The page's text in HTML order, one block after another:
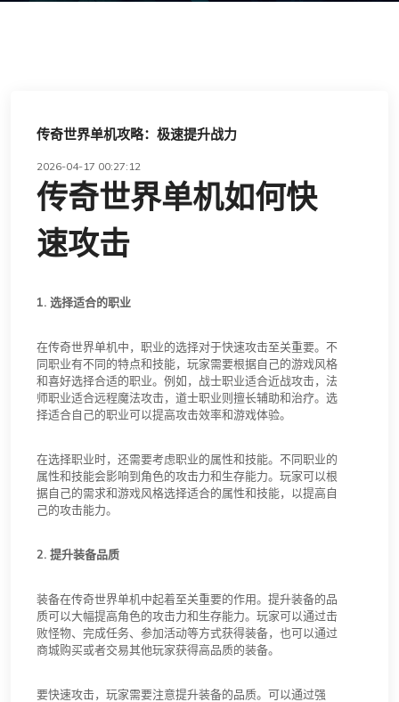
传奇世界单机攻略：极速提升战力
2026-04-17 00:27:12
传奇世界单机如何快
速攻击
1. 选择适合的职业
在传奇世界单机中，职业的选择对于快速攻击至关重要。不
同职业有不同的特点和技能，玩家需要根据自己的游戏风格
和喜好选择合适的职业。例如，战士职业适合近战攻击，法
师职业适合远程魔法攻击，道士职业则擅长辅助和治疗。选
择适合自己的职业可以提高攻击效率和游戏体验。
在选择职业时，还需要考虑职业的属性和技能。不同职业的
属性和技能会影响到角色的攻击力和生存能力。玩家可以根
据自己的需求和游戏风格选择适合的属性和技能，以提高自
己的攻击能力。
2. 提升装备品质
装备在传奇世界单机中起着至关重要的作用。提升装备的品
质可以大幅提高角色的攻击力和生存能力。玩家可以通过击
败怪物、完成任务、参加活动等方式获得装备，也可以通过
商城购买或者交易其他玩家获得高品质的装备。
要快速攻击，玩家需要注意提升装备的品质。可以通过强